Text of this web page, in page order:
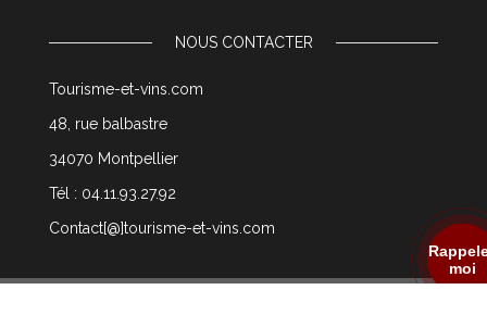
NOUS CONTACTER
Tourisme-et-vins.com
48, rue balbastre
34070 Montpellier
Tél : 04.11.93.27.92
Contact[@]tourisme-et-vins.com
moi